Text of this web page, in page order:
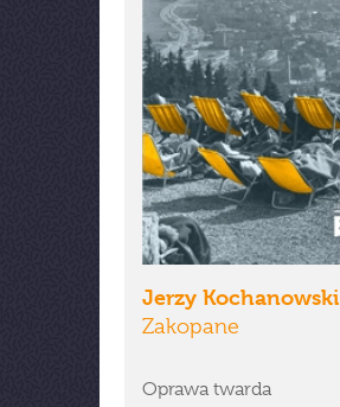
Jerzy Kochanowski
Zakopane
Oprawa twarda